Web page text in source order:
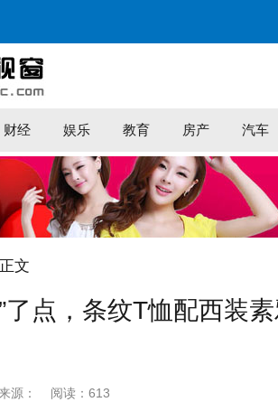
财经 娱乐 教育 房产 汽车
正文
了点，条纹T恤配西装
来源： 阅读：613